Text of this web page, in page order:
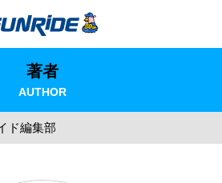
著者
AUTHOR
ド編集部